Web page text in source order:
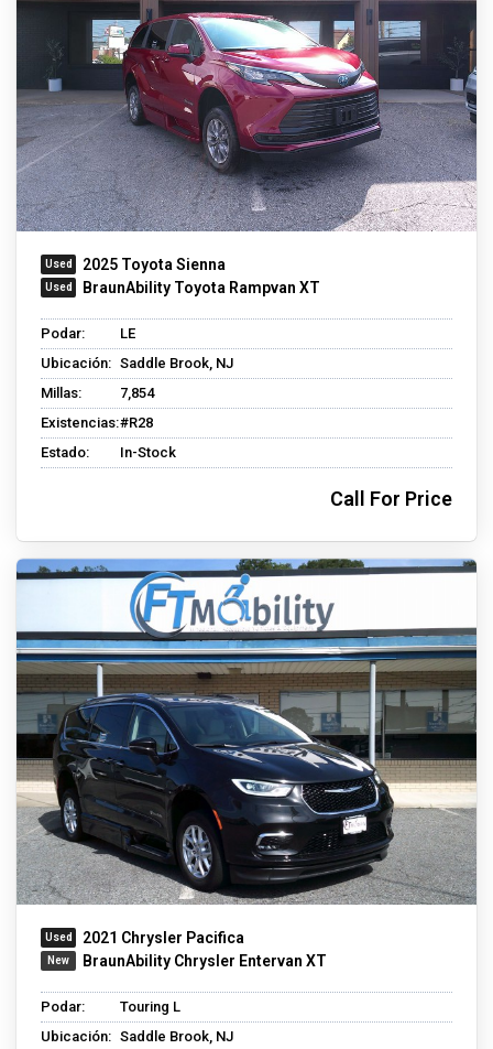
2025 Toyota Sienna
BraunAbility Toyota Rampvan XT
Podar:
LE
Ubicación: Saddle Brook, NJ
Millas:
7,854
Existencias:#R28
Estado:
In-Stock
Call For Price
2021 Chrysler Pacifica
BraunAbility Chrysler Entervan XT
Podar:
Touring L
Ubicación: Saddle Brook, NJ